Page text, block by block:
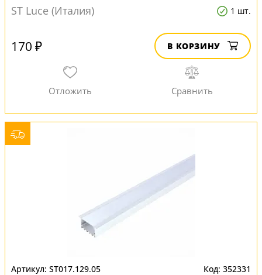
ST Luce (Италия) 1 шт.
170 ₽ В КОРЗИНУ
ST017.129.05 352331